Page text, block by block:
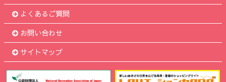
よくあるご質問
お問い合わせ
サイトマップ